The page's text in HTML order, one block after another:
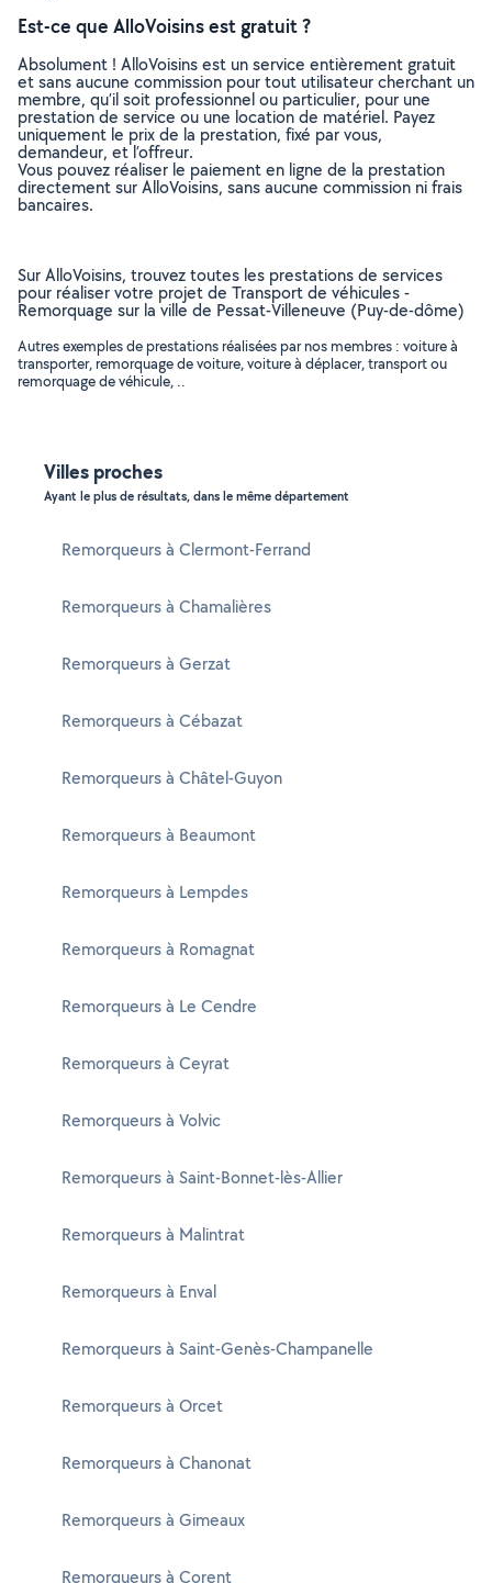
Est-ce que AlloVoisins est gratuit ?
Absolument ! AlloVoisins est un service entièrement gratuit
et sans aucune commission pour tout utilisateur cherchant un
membre, qu’il soit professionnel ou particulier, pour une
prestation de service ou une location de matériel. Payez
uniquement le prix de la prestation, fixé par vous,
demandeur, et l’offreur.
Vous pouvez réaliser le paiement en ligne de la prestation
directement sur AlloVoisins, sans aucune commission ni frais
bancaires.
Sur AlloVoisins, trouvez toutes les prestations de services
pour réaliser votre projet de Transport de véhicules -
Remorquage sur la ville de Pessat-Villeneuve (Puy-de-dôme)
Autres exemples de prestations réalisées par nos membres : voiture à
transporter, remorquage de voiture, voiture à déplacer, transport ou
remorquage de véhicule, ..
Villes proches
Ayant le plus de résultats, dans le même département
Remorqueurs à Clermont-Ferrand
Remorqueurs à Chamalières
Remorqueurs à Gerzat
Remorqueurs à Cébazat
Remorqueurs à Châtel-Guyon
Remorqueurs à Beaumont
Remorqueurs à Lempdes
Remorqueurs à Romagnat
Remorqueurs à Le Cendre
Remorqueurs à Ceyrat
Remorqueurs à Volvic
Remorqueurs à Saint-Bonnet-lès-Allier
Remorqueurs à Malintrat
Remorqueurs à Enval
Remorqueurs à Saint-Genès-Champanelle
Remorqueurs à Orcet
Remorqueurs à Chanonat
Remorqueurs à Gimeaux
Remorqueurs à Corent